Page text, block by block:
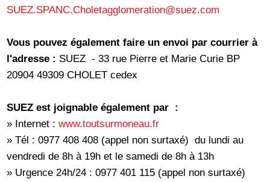
SUEZ.SPANC.Choletagglomeration@suez.com
Vous pouvez également faire un envoi par courrier à
l'adresse : SUEZ - 33 rue Pierre et Marie Curie BP
20904 49309 CHOLET cedex
SUEZ est joignable également par :
» Internet :www.toutsurmoneau.fr
» Tél : 0977 408 408 (appel non surtaxé) du lundi au
vendredi de 8h à 19h et le samedi de 8h à 13h
» Urgence 24h/24 : 0977 401 115 (appel non surtaxé)